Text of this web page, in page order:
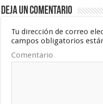
Deja un comentario
Tu dirección de correo
campos obligatorios
Comentario